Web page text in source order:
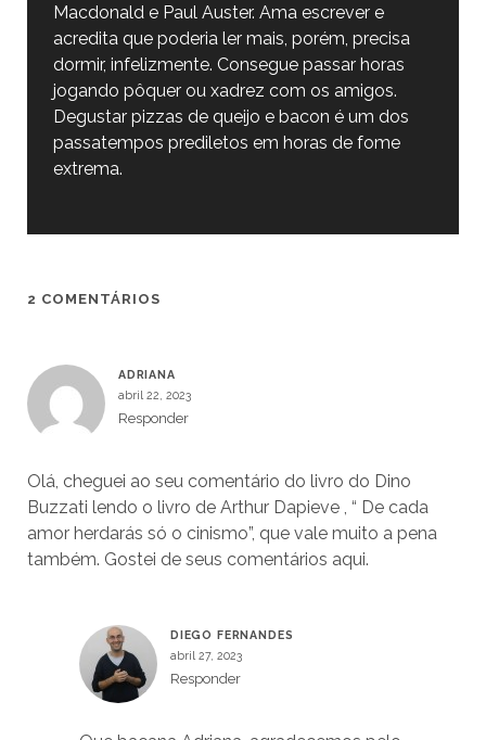
Macdonald e Paul Auster. Ama escrever e
acredita que poderia ler mais, porém, precisa
dormir, infelizmente. Consegue passar horas
jogando pôquer ou xadrez com os amigos.
Degustar pizzas de queijo e bacon é um dos
passatempos prediletos em horas de fome
extrema.
2 COMENTÁRIOS
ADRIANA
abril 22, 2023
Responder
Olá, cheguei ao seu comentário do livro do Dino
Buzzati lendo o livro de Arthur Dapieve , “ De cada
amor herdarás só o cinismo”, que vale muito a pena
também. Gostei de seus comentários aqui.
DIEGO FERNANDES
abril 27, 2023
Responder